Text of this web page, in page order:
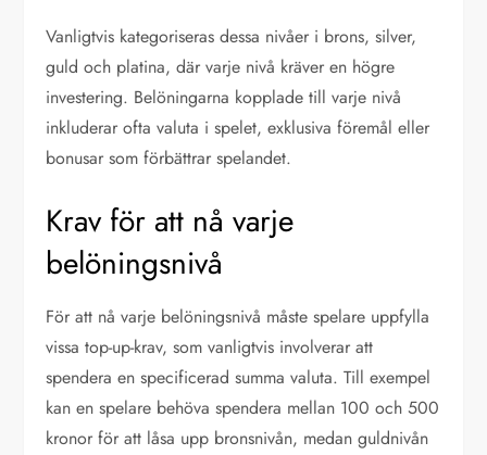
Vanligtvis kategoriseras dessa nivåer i brons, silver,
guld och platina, där varje nivå kräver en högre
investering. Belöningarna kopplade till varje nivå
inkluderar ofta valuta i spelet, exklusiva föremål eller
bonusar som förbättrar spelandet.
Krav för att nå varje
belöningsnivå
För att nå varje belöningsnivå måste spelare uppfylla
vissa top-up-krav, som vanligtvis involverar att
spendera en specificerad summa valuta. Till exempel
kan en spelare behöva spendera mellan 100 och 500
kronor för att låsa upp bronsnivån, medan guldnivån